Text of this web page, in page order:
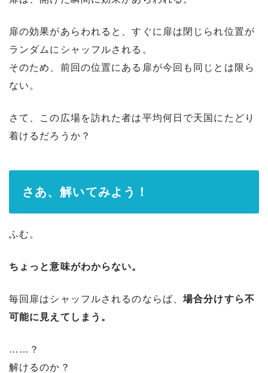
扉の効果があらわれると、すぐに扉は閉じられ位置が
ランダムにシャッフルされる。
そのため、前回の位置にある扉が今回も同じとは限ら
ない。
さて、この広場を訪れた者は平均何日で天国にたどり
着けるだろうか？
さあ、解いてみよう！
ふむ。
ちょっと意味がわからない。
毎回扉はシャッフルされるのならば、場合分けすら不
可能に見えてしまう。
……？
解けるのか？